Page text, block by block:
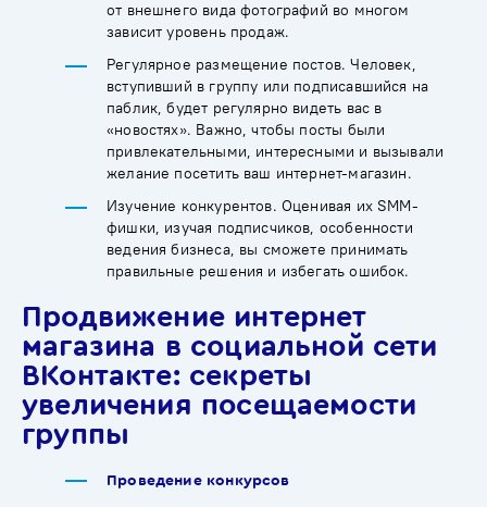
от внешнего вида фотографий во многом
зависит уровень продаж.
Регулярное размещение постов. Человек,
вступивший в группу или подписавшийся на
паблик, будет регулярно видеть вас в
«новостях». Важно, чтобы посты были
привлекательными, интересными и вызывали
желание посетить ваш интернет-магазин.
Изучение конкурентов. Оценивая их SMM-
фишки, изучая подписчиков, особенности
ведения бизнеса, вы сможете принимать
правильные решения и избегать ошибок.
Продвижение интернет
магазина в социальной сети
ВКонтакте: секреты
увеличения посещаемости
группы
Проведение конкурсов